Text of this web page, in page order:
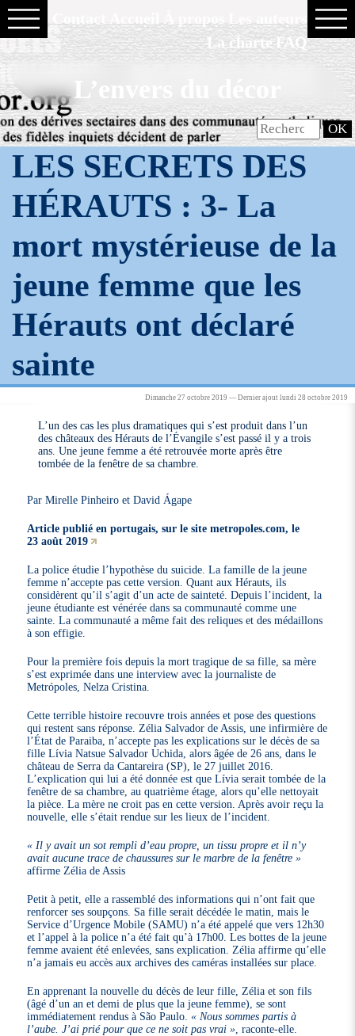
La charte FAQ
L’envers du décor
LES SECRETS DES
HÉRAUTS : 3- La
mort mystérieuse de la
jeune femme que les
Hérauts ont déclaré
sainte
Dimanche 27 octobre 2019 — Dernier ajout lundi 28 octobre 2019
L’un des cas les plus dramatiques qui s’est produit dans l’un
des châteaux des Hérauts de l’Évangile s’est passé il y a trois
ans. Une jeune femme a été retrouvée morte après être
tombée de la fenêtre de sa chambre.
Par Mirelle Pinheiro et David Ágape
Article publié en portugais, sur le site metropoles.com, le
23 août 2019
La police étudie l’hypothèse du suicide. La famille de la jeune
femme n’accepte pas cette version. Quant aux Hérauts, ils
considèrent qu’il s’agit d’un acte de sainteté. Depuis l’incident, la
jeune étudiante est vénérée dans sa communauté comme une
sainte. La communauté a même fait des reliques et des médaillons
à son effigie.
Pour la première fois depuis la mort tragique de sa fille, sa mère
s’est exprimée dans une interview avec la journaliste de
Metrópoles, Nelza Cristina.
Cette terrible histoire recouvre trois années et pose des questions
qui restent sans réponse. Zélia Salvador de Assis, une infirmière de
l’État de Paraiba, n’accepte pas les explications sur le décès de sa
fille Lívia Natsue Salvador Uchida, alors âgée de 26 ans, dans le
château de Serra da Cantareira (SP), le 27 juillet 2016.
L’explication qui lui a été donnée est que Lívia serait tombée de la
fenêtre de sa chambre, au quatrième étage, alors qu’elle nettoyait
la pièce. La mère ne croit pas en cette version. Après avoir reçu la
nouvelle, elle s’était rendue sur les lieux de l’incident.
« Il y avait un sot rempli d’eau propre, un tissu propre et il n’y
avait aucune trace de chaussures sur le marbre de la fenêtre »
affirme Zélia de Assis
Petit à petit, elle a rassemblé des informations qui n’ont fait que
renforcer ses soupçons. Sa fille serait décédée le matin, mais le
Service d’Urgence Mobile (SAMU) n’a été appelé que vers 12h30
et l’appel à la police n’a été fait qu’à 17h00. Les bottes de la jeune
femme avaient été enlevées, sans explication. Zélia affirme qu’elle
n’a jamais eu accès aux archives des caméras installées sur place.
En apprenant la nouvelle du décès de leur fille, Zélia et son fils
(âgé d’un an et demi de plus que la jeune femme), se sont
immédiatement rendus à São Paulo.« Nous sommes partis à
l’aube. J’ai prié pour que ce ne soit pas vrai » , raconte-elle.